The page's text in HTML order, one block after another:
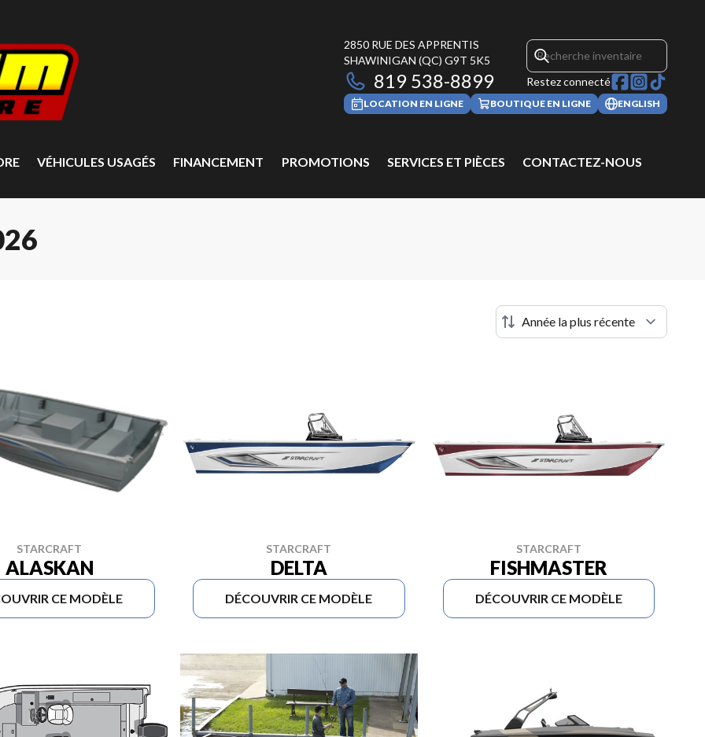
2850 RUE DES APPRENTIS
SHAWINIGAN (QC) G9T 5K5
819 538-8899 Restez connecté
LOCATION EN LIGNE BOUTIQUE EN LIGNE ENGLISH
VÉHICULES USAGÉS FINANCEMENT PROMOTIONS SERVICES ET PIÈCES CONTACTEZ-NOUS
STARCRAFT
ALASKAN
CE MODÈLE
STARCRAFT
DELTA
DÉCOUVRIR CE MODÈLE
STARCRAFT
FISHMASTER
DÉCOUVRIR CE MODÈLE